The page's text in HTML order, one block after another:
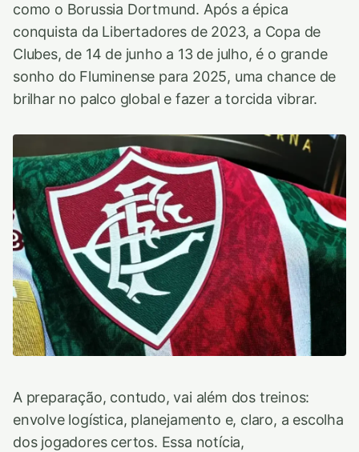
como o Borussia Dortmund. Após a épica
conquista da Libertadores de 2023, a Copa de
Clubes, de 14 de junho a 13 de julho, é o grande
sonho do Fluminense para 2025, uma chance de
brilhar no palco global e fazer a torcida vibrar.
A preparação, contudo, vai além dos treinos:
envolve logística, planejamento e, claro, a escolha
dos jogadores certos. Essa notícia,